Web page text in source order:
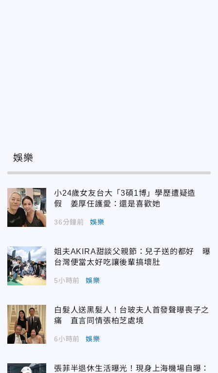
娛樂
小24歲女友台大「3碩1博」學歷遭疑造
假 姜厚任護愛：還是喜歡她
36分鐘前 娛樂
姐夫AKIRA甜談父親節：兒子送的都好 曝
台灣便當太好吃讓後輩搞壞肚
5小時前 娛樂
白髮人送黑髮人！台玻夫人首發聲曝喪子之
痛 直言同情張柏芝處境
6小時前 娛樂
張菲半退休生活曝光！現身上海機場自曝：